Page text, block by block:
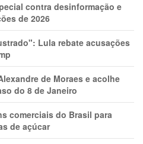
contra desinformação e
de 2026
Lula rebate acusações
de Moraes e acolhe
do 8 de Janeiro
comerciais do Brasil para
de açúcar